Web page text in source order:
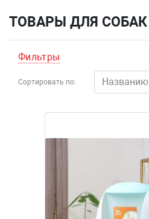
ТОВАРЫ ДЛЯ СОБАК
Фильтры
Сортировать по: Названию